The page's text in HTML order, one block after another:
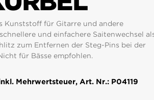
Kunststoff für Gitarre und andere
und einfachere Saitenwechsel
zum Entfernen der Steg-Pins bei der
für Bässe empfohlen.
Mehrwertsteuer, Art. Nr.: P04119